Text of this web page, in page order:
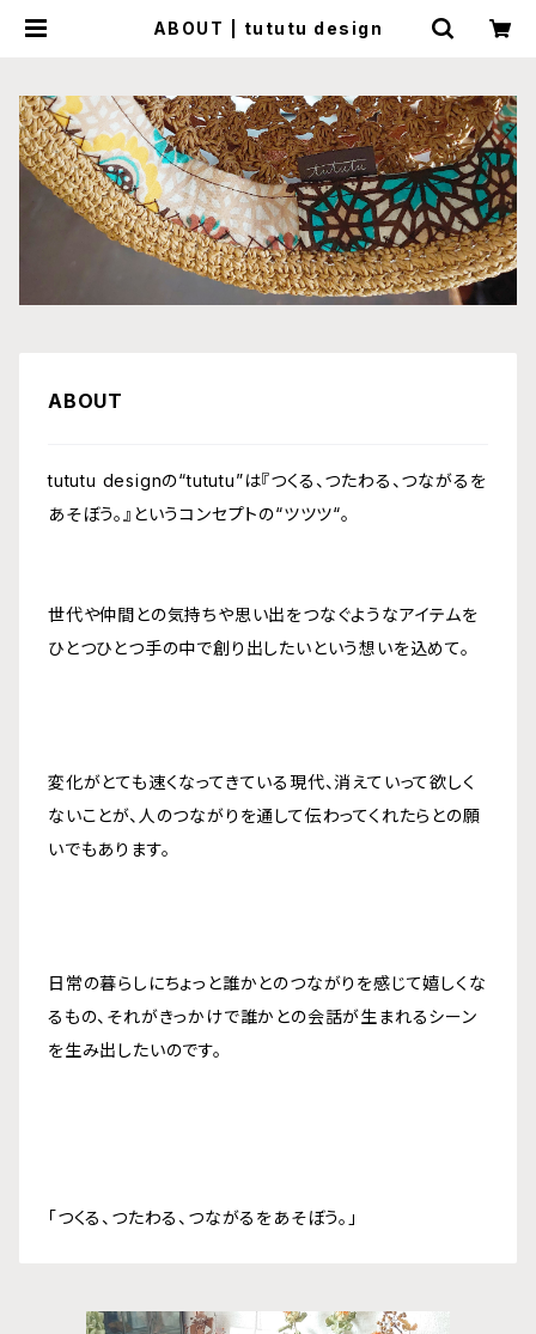
ABOUT | tututu design
ABOUT
​​tututu designの“tututu”は『つくる、つたわる、つながるを
あそぼう。』というコンセプトの“ツツツ“。
世代や仲間との気持ちや思い出をつなぐようなアイテムを
ひとつひとつ手の中で創り出したいという想いを込めて。
変化がとても速くなってきている現代、消えていって欲しく
ないことが、人のつながりを通して伝わってくれたらとの願
いでもあります。
日常の暮らしにちょっと誰かとのつながりを感じて嬉しくな
るもの、それがきっかけで誰かとの会話が生まれるシーン
を生み出したいのです。
「つくる、つたわる、つながるをあそぼう。」